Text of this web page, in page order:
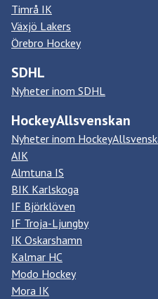
Timrå IK
Växjö Lakers
Örebro Hockey
SDHL
Nyheter inom SDHL
HockeyAllsvenskan
Nyheter inom
AIK
Almtuna IS
BIK Karlskoga
IF Björklöven
IF Troja-Ljungby
IK Oskarshamn
Kalmar HC
Modo Hockey
Mora IK